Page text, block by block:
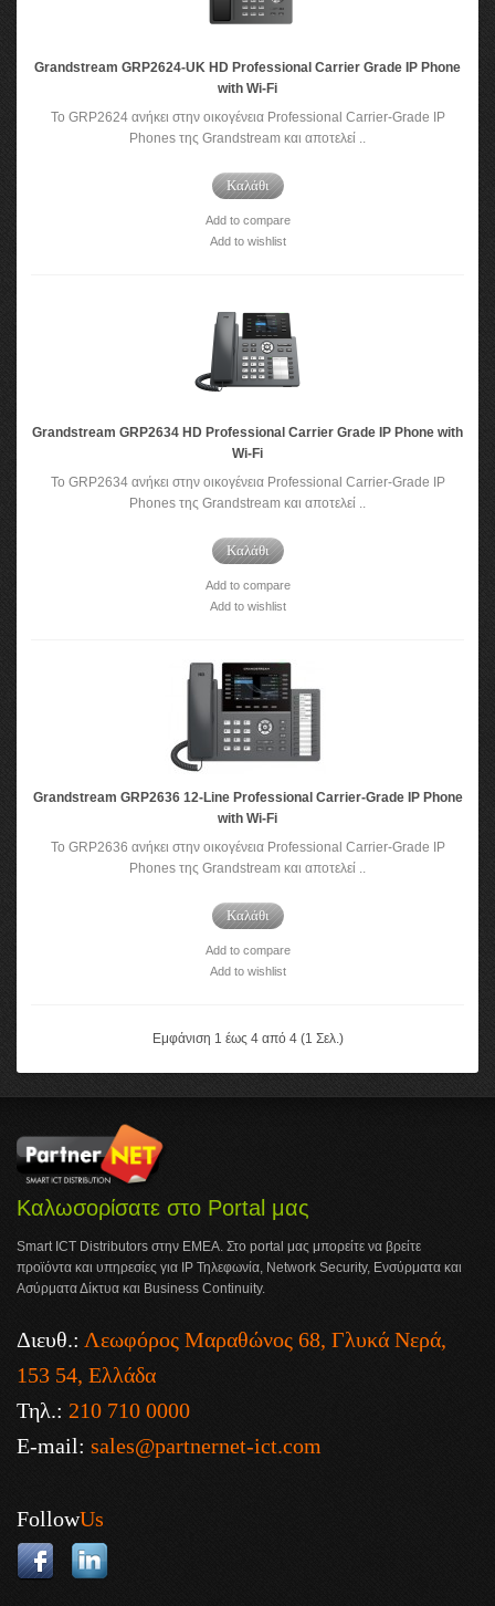
Grandstream GRP2624-UK HD Professional Carrier Grade IP Phone
with Wi-Fi
Το GRP2624 ανήκει στην οικογένεια Professional Carrier-Grade IP
Phones της Grandstream και αποτελεί ..
Καλάθι
Add to compare
Add to wishlist
Grandstream GRP2634 HD Professional Carrier Grade IP Phone with
Wi-Fi
Το GRP2634 ανήκει στην οικογένεια Professional Carrier-Grade IP
Phones της Grandstream και αποτελεί ..
Καλάθι
Add to compare
Add to wishlist
Grandstream GRP2636 12-Line Professional Carrier-Grade IP Phone
with Wi-Fi
Το GRP2636 ανήκει στην οικογένεια Professional Carrier-Grade IP
Phones της Grandstream και αποτελεί ..
Καλάθι
Add to compare
Add to wishlist
Εμφάνιση 1 έως 4 από 4 (1 Σελ.)
Καλωσορίσατε στο Portal μας
Smart ICT Distributors στην ΕΜΕΑ. Στο portal μας μπορείτε να βρείτε
προϊόντα και υπηρεσίες για IP Τηλεφωνία, Network Security, Ενσύρματα και
Ασύρματα Δίκτυα και Business Continuity.
Διευθ.: Λεωφόρος Μαραθώνος 68, Γλυκά Νερά,
153 54, Ελλάδα
Τηλ.: 210 710 0000
E-mail: sales@partnernet-ict.com
FollowUs